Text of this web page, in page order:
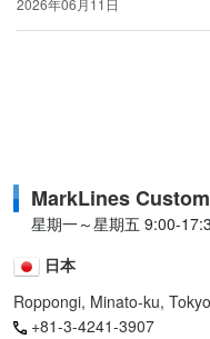
2026年06月11日
MarkLines
星期一～星期五 9:00-
日本
Roppongi, Minato-ku,
+81-3-4241-3907